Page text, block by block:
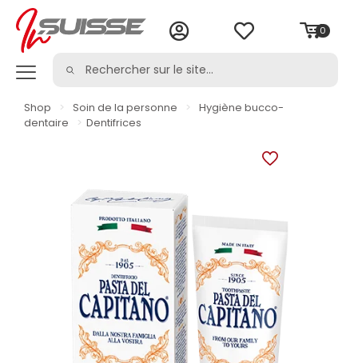
0
Shop > Soin de la personne >
Hygiène bucco-
dentaire
> Dentifrices